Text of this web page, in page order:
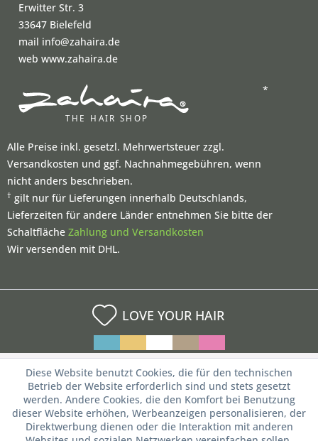
Erwitter Str. 3
33647 Bielefeld
mail info@zahaira.de
web www.zahaira.de
*
Alle Preise inkl. gesetzl. Mehrwertsteuer zzgl.
Versandkosten und ggf. Nachnahmegebühren, wenn
nicht anders beschrieben.
† gilt nur für Lieferungen innerhalb Deutschlands,
Lieferzeiten für andere Länder entnehmen Sie bitte der
Schaltfläche Zahlung und Versandkosten
Wir versenden mit DHL.
LOVE YOUR HAIR
Diese Website benutzt Cookies, die für den technischen
Betrieb der Website erforderlich sind und stets gesetzt
werden. Andere Cookies, die den Komfort bei Benutzung
dieser Website erhöhen, Werbeanzeigen personalisieren, der
Direktwerbung dienen oder die Interaktion mit anderen